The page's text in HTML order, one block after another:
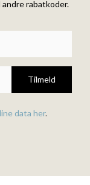
rabatkoder.
Tilmeld
data her.